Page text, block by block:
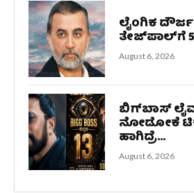
ಲೈಂಗಿಕ
ತೇಜ್‌ಪಾಲ್‌ಗೆ 5
August 6, 2026
ಬಿಗ್‌ಬಾಸ್‌
ನೋಡೋಕೆ
ಹಾಗಿದ್ರೆ...
August 6, 2026